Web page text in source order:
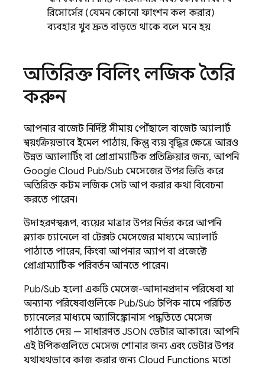
রিসোর্সের (যেমন কোনো ফাংশন কল করার)
ব্যবহার খুব দ্রুত বাড়তে থাকে বলে মনে হয়
অতিরিক্ত বিলিং লজিক তৈরি
করুন
আপনার বাজেট নির্দিষ্ট সীমায় পৌঁছালে বাজেট অ্যালার্ট
স্বয়ংক্রিয়ভাবে ইমেল পাঠায়, কিন্তু ব্যয় বৃদ্ধির ক্ষেত্রে আরও
উন্নত অ্যালার্টিং বা প্রোগ্রাম্যাটিক প্রতিক্রিয়ার জন্য, আপনি
Google Cloud Pub/Sub মেসেজের উপর ভিত্তি করে
অতিরিক্ত কাস্টম লজিক সেট আপ করার কথা বিবেচনা
করতে পারেন।
উদাহরণস্বরূপ, ব্যয়ের মাত্রার উপর নির্ভর করে আপনি
স্ল্যাক চ্যানেলে বা টেক্সট মেসেজের মাধ্যমে অ্যালার্ট
পাঠাতে পারেন, কিংবা আপনার অ্যাপ বা প্রজেক্টে
প্রোগ্রাম্যাটিক পরিবর্তন আনতে পারেন।
Pub/Sub হলো একটি মেসেজ-আদানপ্রদান পরিষেবা যা
অন্যান্য পরিষেবাগুলিকে Pub/Sub টপিক নামে পরিচিত
চ্যানেলের মাধ্যমে অ্যাসিঙ্ক্রোনাস পদ্ধতিতে মেসেজ
পাঠাতে দেয় — সাধারণত JSON ডেটার আকারে। আপনি
এই টপিকগুলিতে মেসেজ শোনার জন্য এবং ডেটার উপর
যথাযথভাবে কাজ করার জন্য Cloud Functions মতো